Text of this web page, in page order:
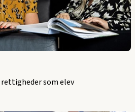
som elev